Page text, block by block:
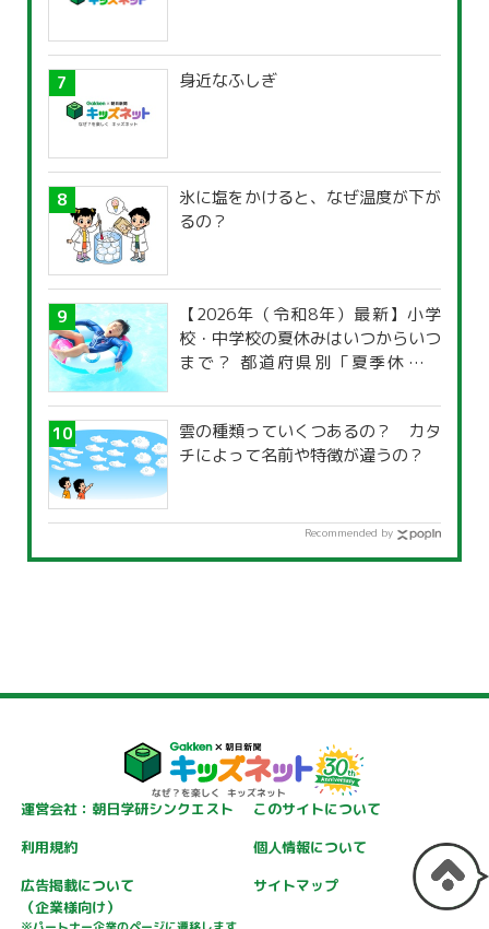
身近なふしぎ
氷に塩をかけると、なぜ温度が下が
るの？
【2026年（令和8年）最新】小学
校・中学校の夏休みはいつからいつ
まで？ 都道府県別「夏季休暇一
雲の種類っていくつあるの？ カタ
チによって名前や特徴が違うの？
Recommended by
運営会社：朝日学研シンクエスト
このサイトについて
利用規約
個人情報について
広告掲載について
（企業様向け）
サイトマップ